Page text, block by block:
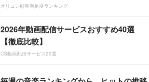
オリコン顧客満足度ランキング
2026年動画配信サービスおすすめ40選
【徹底比較】
CS動画配信サービス20選